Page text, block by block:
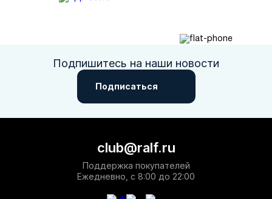
Подпишитесь на наши новости
Подписаться
club@ralf.ru
Поддержка покупателей
Ежедневно, с 8:00 до 22:00